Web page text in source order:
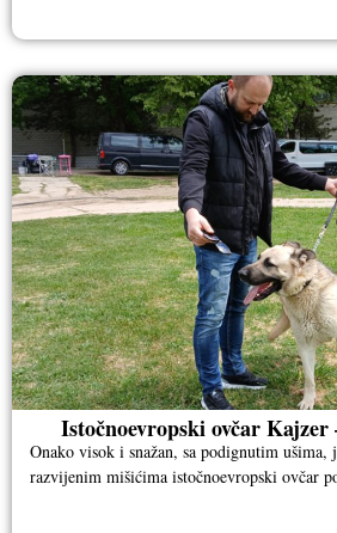
Istočnoevropski ovčar Kajzer
Onako visok i snažan, sa podignutim
razvijenim mišićima istočnoevropski ovčar